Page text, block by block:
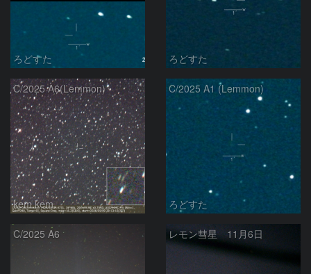
ろどすた ろどすた
C/2025 A6(Lemmon)
kem.kem
C/2025 A1 (Lemmon)
ろどすた
C/2025 A6 レモン彗星 11月6日